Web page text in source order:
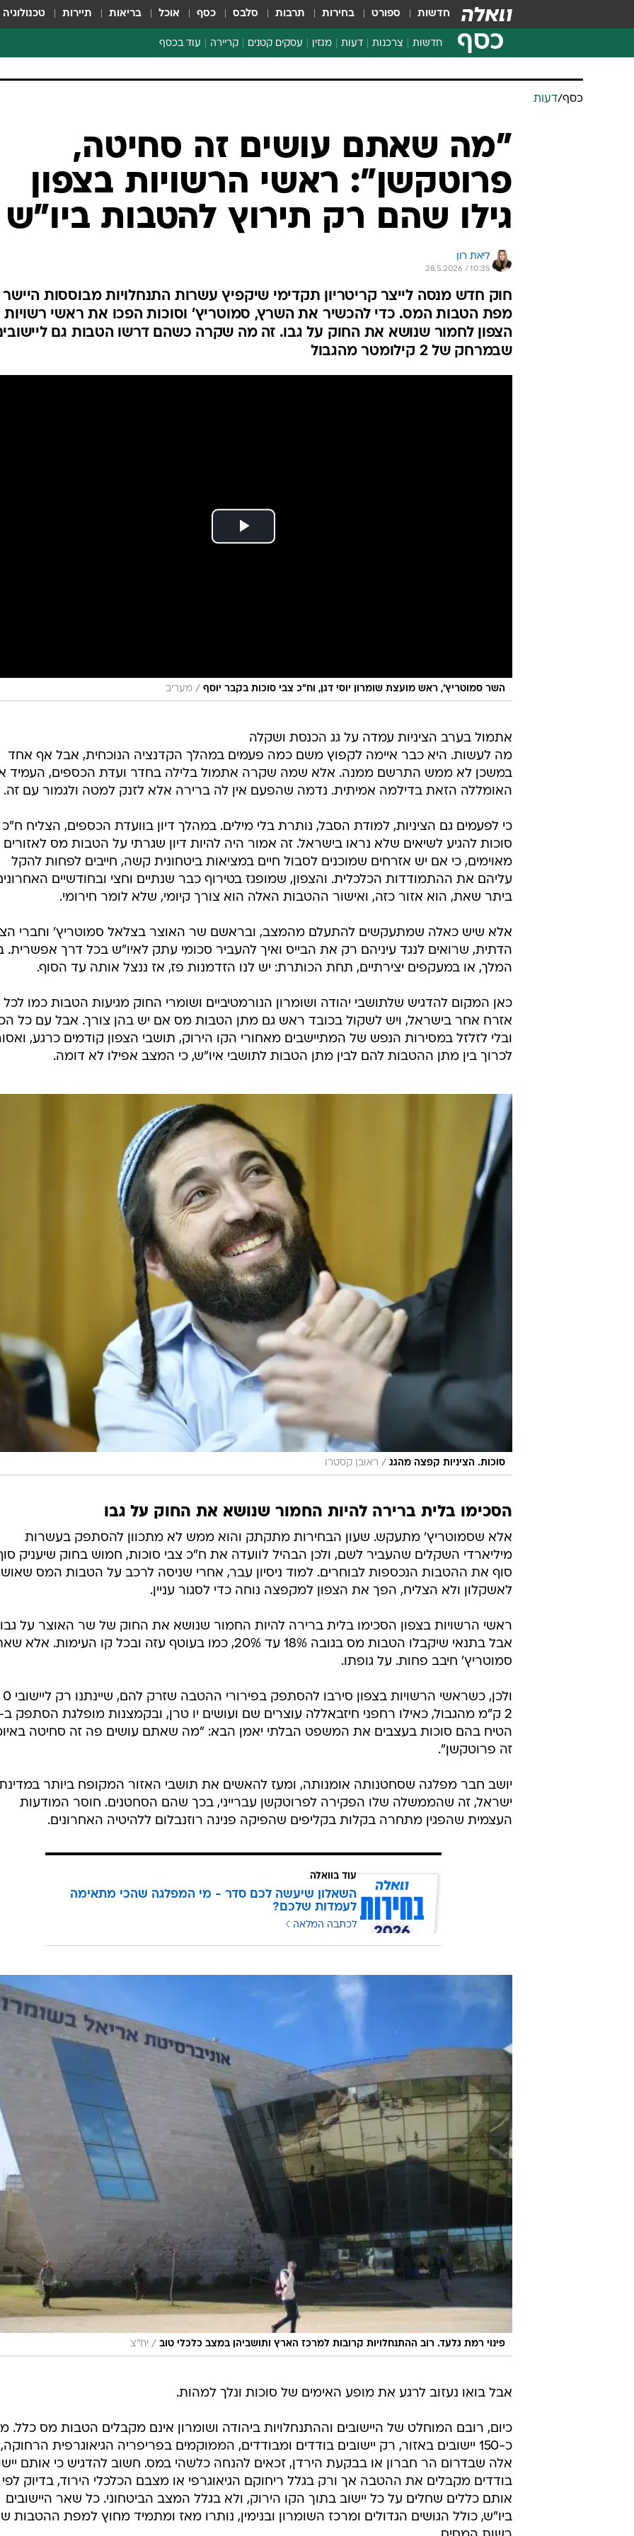
חדשות ספורט בחירות תרבות סלבס כסף אוכל בריאות תיירות טכנולוגיה
כסף חדשות צרכנות
צרכנות פיננסית
דעות מגזין עסקים קטנים קריירה עוד בכסף
הלאונג'
ספורט ביזנס
כסף/דעות
"מה שאתם עושים זה סחיטה,
פרוטקשן": ראשי הרשויות בצפון
גילו שהם רק תירוץ להטבות ביו"ש
ליאת רון
28.5.2026 / 10:35
חוק חדש מנסה לייצר קריטריון תקדימי שיקפיץ עשרות התנחלויות מבוססות
מפת הטבות המס. כדי להכשיר את השרץ, סמוטריץ' וסוכות הפכו את ראשי רשויות
הצפון לחמור שנושא את החוק על גבו. זה מה שקרה כשהם דרשו הטבות גם
שבמרחק של 2 קילומטר מהגבול
השר סמוטריץ׳, ראש מועצת שומרון יוסי דגן, וח"כ צבי סוכות בקבר יוסף / מעריב
אתמול בערב הציניות עמדה על גג הכנסת ושקלה
מה לעשות. היא כבר איימה לקפוץ משם כמה פעמים במהלך הקדנציה הנוכחית, אבל אף אחד
במשכן לא ממש התרשם ממנה. אלא שמה שקרה אתמול בלילה בחדר ועדת הכספים, העמיד
האומללה הזאת בדילמה אמיתית. נדמה שהפעם אין לה ברירה אלא לזנק למטה ולגמור עם זה.
כי לפעמים גם הציניות, למודת הסבל, נותרת בלי מילים. במהלך דיון בוועדת הכספים, הצליח ח"כ
סוכות להגיע לשיאים שלא נראו בישראל. זה אמור היה להיות דיון שגרתי על הטבות מס לאזורים
מאוימים, כי אם יש אזרחים שמוכנים לסבול חיים במציאות ביטחונית קשה, חייבים לפחות להקל
עליהם את ההתמודדות הכלכלית. והצפון, שמופגז בטירוף כבר שנתיים וחצי ובחודשיים
ביתר שאת, הוא אזור כזה, ואישור ההטבות האלה הוא צורך קיומי, שלא לומר חירומי.
אלא שיש כאלה שמתעקשים להתעלם מהמצב, ובראשם שר האוצר בצלאל סמוטריץ' וחברי
הדתית, שרואים לנגד עיניהם רק את הבייס ואיך להעביר סכומי עתק לאיו"ש בכל דרך אפשרית.
המלך, או במעקפים יצירתיים, תחת הכותרת: יש לנו הזדמנות פז, אז ננצל אותה עד הסוף.
כאן המקום להדגיש שלתושבי יהודה ושומרון הנורמטיביים ושומרי החוק מגיעות הטבות כמו לכל
אזרח אחר בישראל, ויש לשקול בכובד ראש גם מתן הטבות מס אם יש בהן צורך. אבל עם כל
ובלי לזלזל במסירות הנפש של המתיישבים מאחורי הקו הירוק, תושבי הצפון קודמים כרגע,
לכרוך בין מתן ההטבות להם לבין מתן הטבות לתושבי איו"ש, כי המצב אפילו לא דומה.
סוכות. הציניות קפצה מהגג / ראובן קסטרו
הסכימו בלית ברירה להיות החמור שנושא את החוק על גבו
אלא שסמוטריץ' מתעקש. שעון הבחירות מתקתק והוא ממש לא מתכוון להסתפק בעשרות
מיליארדי השקלים שהעביר לשם, ולכן הבהיל לוועדה את ח"כ צבי סוכות, חמוש בחוק שיעניק
סוף את ההטבות הנכספות לבוחרים. למוד ניסיון עבר, אחרי שניסה לרכב על הטבות המס
לאשקלון ולא הצליח, הפך את הצפון למקפצה נוחה כדי לסגור עניין.
ראשי הרשויות בצפון הסכימו בלית ברירה להיות החמור שנושא את החוק של שר האוצר על
אבל בתנאי שיקבלו הטבות מס בגובה 18% עד 20%, כמו בעוטף עזה ובכל קו העימות.
סמוטריץ' חיבב פחות. על גופתו.
הטיח בהם סוכות בעצבים את המשפט הבלתי יאמן הבא: "מה שאתם עושים פה זה סחיטה
זה פרוטקשן".
יושב חבר מפלגה שסחטנותה אומנותה, ומעז להאשים את תושבי האזור המקופח ביותר
ישראל, זה שהממשלה שלו הפקירה לפרוטקשן עברייני, בכך שהם הסחטנים. חוסר המודעות
העצמית שהפגין מתחרה בקלות בקליפים שהפיקה פנינה רוזנבלום ללהיטיה האחרונים.
עוד בוואלה
השאלון שיעשה לכם סדר - מי המפלגה שהכי מתאימה
לעמדות שלכם?
לכתבה המלאה
פינוי רמת גלעד. רוב ההתנחלויות קרובות למרכז הארץ ותושביהן במצב כלכלי טוב / יח"צ
אבל בואו נעזוב לרגע את מופע האימים של סוכות ונלך למהות.
כיום, רובם המוחלט של היישובים וההתנחלויות ביהודה ושומרון אינם מקבלים הטבות מס כלל.
כ-150 יישובים באזור, רק יישובים בודדים ומבודדים, הממוקמים בפריפריה הגיאוגרפית
אלה שבדרום הר חברון או בבקעת הירדן, זכאים להנחה כלשהי במס. חשוב להדגיש כי אותם
בודדים מקבלים את ההטבה אך ורק בגלל ריחוקם הגיאוגרפי או מצבם הכלכלי הירוד, בדיוק לפי
אותם כללים שחלים על כל יישוב בתוך הקו הירוק, ולא בגלל המצב הביטחוני. כל שאר היישובים
ביו"ש, כולל הגושים הגדולים ומרכז השומרון ובנימין, נותרו מאז ומתמיד מחוץ למפת ההטבות